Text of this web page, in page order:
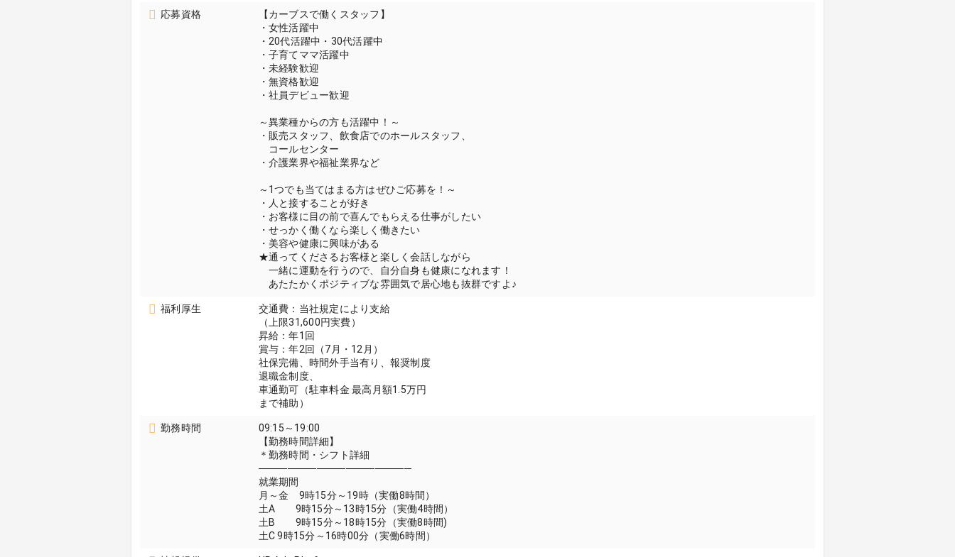
応募資格
【カーブスで働くスタッフ】
・女性活躍中
・20代活躍中・30代活躍中
・子育てママ活躍中
・未経験歓迎
・無資格歓迎
・社員デビュー歓迎
～異業種からの方も活躍中！～
・販売スタッフ、飲食店でのホールスタッフ、
コールセンター
・介護業界や福祉業界など
～1つでも当てはまる方はぜひご応募を！～
・人と接することが好き
・お客様に目の前で喜んでもらえる仕事がしたい
・せっかく働くなら楽しく働きたい
・美容や健康に興味がある
★通ってくださるお客様と楽しく会話しながら
一緒に運動を行うので、自分自身も健康になれます！
あたたかくポジティブな雰囲気で居心地も抜群ですよ♪
福利厚生
交通費：当社規定により支給
（上限31,600円実費）
昇給：年1回
賞与：年2回（7月・12月）
社保完備、時間外手当有り、報奨制度
退職金制度、
車通勤可（駐車料金 最高月額1.5万円
まで補助）
勤務時間
09:15～19:00
【勤務時間詳細】
＊勤務時間・シフト詳細
─────────────────────
就業期間
月～金 9時15分～19時（実働8時間）
土A 9時15分～13時15分（実働4時間）
土B 9時15分～18時15分（実働8時間)
土C 9時15分～16時00分（実働6時間）